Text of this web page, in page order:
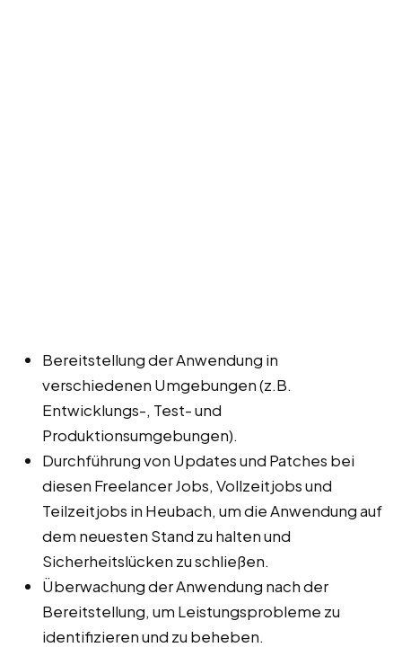
Bereitstellung der Anwendung in
verschiedenen Umgebungen (z.B.
Entwicklungs-, Test- und
Produktionsumgebungen).
Durchführung von Updates und Patches bei
diesen Freelancer Jobs, Vollzeitjobs und
Teilzeitjobs in Heubach, um die Anwendung auf
dem neuesten Stand zu halten und
Sicherheitslücken zu schließen.
Überwachung der Anwendung nach der
Bereitstellung, um Leistungsprobleme zu
identifizieren und zu beheben.